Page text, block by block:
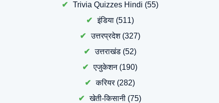
Trivia Quizzes Hindi (55)
इंडिया(511)
उत्तरप्रदेश(327)
उत्तराखंड(52)
एजुकेशन(190)
करियर(282)
खेती-किसानी (75)